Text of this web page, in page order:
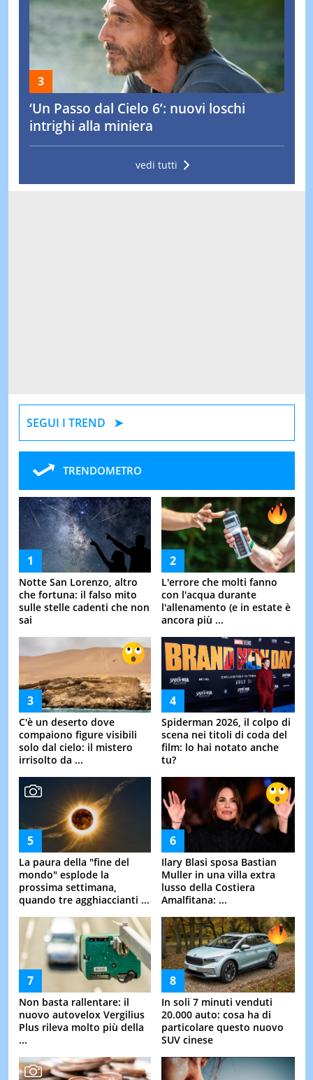
‘Un Passo dal Cielo 6’: nuovi loschi
intrighi alla miniera
vedi tutti
SEGUI I TREND
TRENDOMETRO
Notte San Lorenzo, altro
che fortuna: il falso mito
sulle stelle cadenti che non
sai
L'errore che molti fanno
con l'acqua durante
l'allenamento (e in estate è
ancora più ...
C'è un deserto dove
compaiono figure visibili
solo dal cielo: il mistero
irrisolto da ...
Spiderman 2026, il colpo di
scena nei titoli di coda del
film: lo hai notato anche
tu?
La paura della "fine del
mondo" esplode la
prossima settimana,
quando tre agghiaccianti ...
Ilary Blasi sposa Bastian
Muller in una villa extra
lusso della Costiera
Amalfitana: ...
Non basta rallentare: il
nuovo autovelox Vergilius
Plus rileva molto più della
...
In soli 7 minuti venduti
20.000 auto: cosa ha di
particolare questo nuovo
SUV cinese